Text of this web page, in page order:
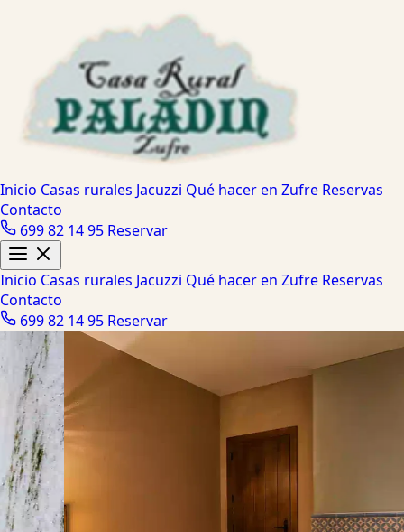
Inicio Casas rurales Jacuzzi Qué hacer en Zufre Reservas
Contacto
699 82 14 95 Reservar
Inicio Casas rurales Jacuzzi Qué hacer en Zufre Reservas
Contacto
699 82 14 95 Reservar